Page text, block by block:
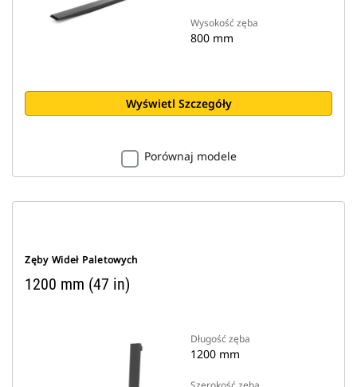
Wysokość zęba
800 mm
Wyświetl Szczegóły
Porównaj modele
Zęby Wideł Paletowych
1200 mm (47 in)
Długość zęba
1200 mm